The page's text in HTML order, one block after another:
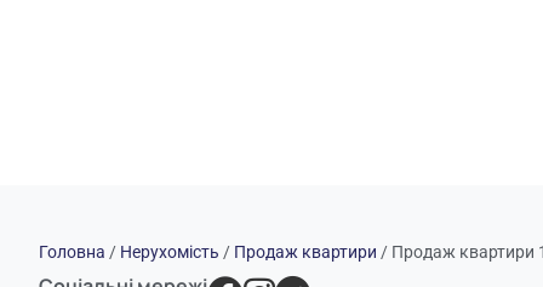
Головна / Нерухомість / Продаж квартири / Продаж квартири